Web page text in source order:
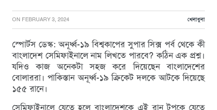
ON FEBRUARY 3, 2024 খেলাধুলা
স্পোর্টস ডেস্ক: অনূর্ধ্ব-১৯ বিশ্বকাপের সুপার সিক্স পর্ব থেকে কী
বাংলাদেশ সেমিফাইনালে নাম লিখতে পারবে? কঠিন এক প্রশ্ন।
যদিও কাজ অনেকটা সহজ করে দিয়েছেন বাংলাদেশের
বোলাররা। পাকিস্তান অনূর্ধ্ব-১৯ ক্রিকেট দলকে আটকে দিয়েছে
১৫৫ রানে।
সেমিফাইনালে যেতে হলে বাংলাদেশকে এই রান টপকে যেতে